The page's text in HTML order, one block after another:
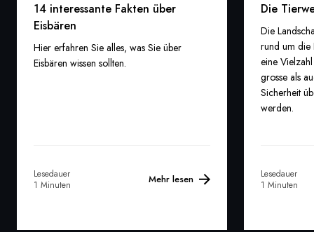
14 interessante Fakten über
Eisbären
Hier erfahren Sie alles, was Sie über
Eisbären wissen sollten.
Lesedauer
1 Minuten
Mehr lesen
Die
Die
rund um die
eine
grosse als
Sicherheit
werden.
Lesedauer
1 Minuten